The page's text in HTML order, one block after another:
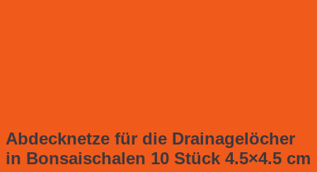
Abdecknetze für die Drainagelöcher
in Bonsaischalen 10 Stück 4.5×4.5 cm